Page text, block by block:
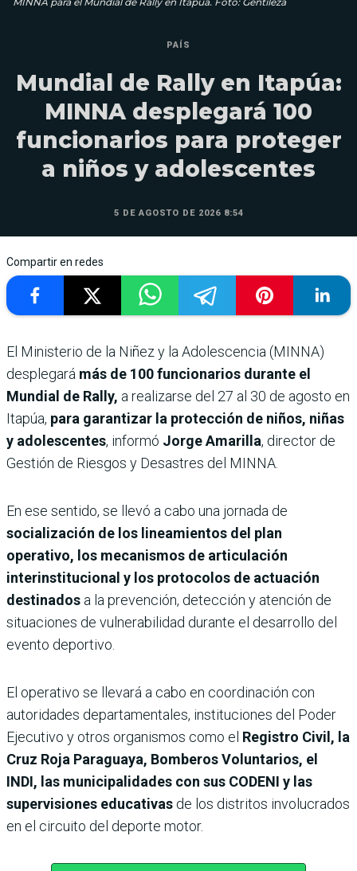
PAÍS
Mundial de Rally en Itapúa:
MINNA desplegará 100
funcionarios para proteger
a niños y adolescentes
5 DE AGOSTO DE 2026 8:54
Compartir en redes
El Ministerio de la Niñez y la Adolescencia (MINNA)
desplegará más de 100 funcionarios durante el
Mundial de Rally, a realizarse del 27 al 30 de agosto en
Itapúa, para garantizar la protección de niños, niñas
y adolescentes, informó Jorge Amarilla, director de
Gestión de Riesgos y Desastres del MINNA.
En ese sentido, se llevó a cabo una jornada de
socialización de los lineamientos del plan
operativo, los mecanismos de articulación
interinstitucional y los protocolos de actuación
destinados a la prevención, detección y atención de
situaciones de vulnerabilidad durante el desarrollo del
evento deportivo.
El operativo se llevará a cabo en coordinación con
autoridades departamentales, instituciones del Poder
Ejecutivo y otros organismos como el Registro Civil, la
Cruz Roja Paraguaya, Bomberos Voluntarios, el
INDI, las municipalidades con sus CODENI y las
supervisiones educativas de los distritos involucrados
en el circuito del deporte motor.